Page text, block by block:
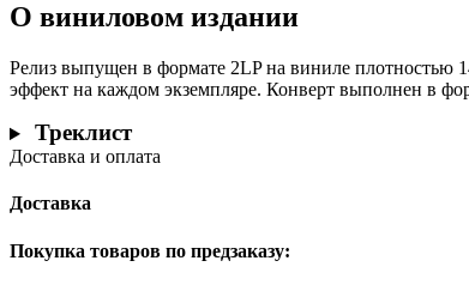
О виниловом издании
Релиз выпущен в формате 2LP на виниле плотностью
эффект на каждом экземпляре. Конверт выполнен в
Треклист
Доставка и оплата
Доставка
Покупка товаров по предзаказу: